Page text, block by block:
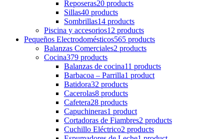
Reposeras20 products
Sillas40 products
Sombrillas14 products
Piscina y accesorios12 products
Pequeños Electrodomésticos565 products
Balanzas Comerciales2 products
Cocina379 products
Balanzas de cocina11 products
Barbacoa – Parrilla1 product
Batidora32 products
Cacerolas8 products
Cafetera28 products
Capuchineras1 product
Cortadoras de Fiambres2 products
Cuchillo Eléctrico2 products